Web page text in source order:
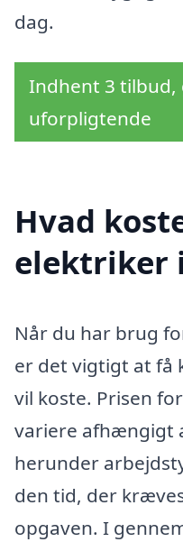
dag.
Indhent 3 tilbud,
uforpligtende
Hvad
elektriker
Når du har brug
er det vigtigt at få
vil koste. Prisen
variere afhængigt
herunder
den tid, der
opgaven. I